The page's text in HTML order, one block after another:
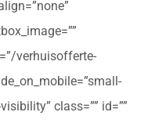
verhuisofferte-
class=”” id=””